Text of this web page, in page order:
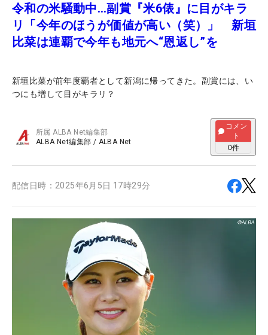
令和の米騒動中…副賞『米6俵』に目がキラ
リ「今年のほうが価値が高い（笑）」 新垣
比菜は連覇で今年も地元へ“恩返し”を
新垣比菜が前年度覇者として新潟に帰ってきた。副賞には、い
つにも増して目がキラリ？
所属ALBA Net編集部
ALBA Net編集部 / ALBA Net
コメン
ト
0件
配信日時： 2025年6月5日 17時29分